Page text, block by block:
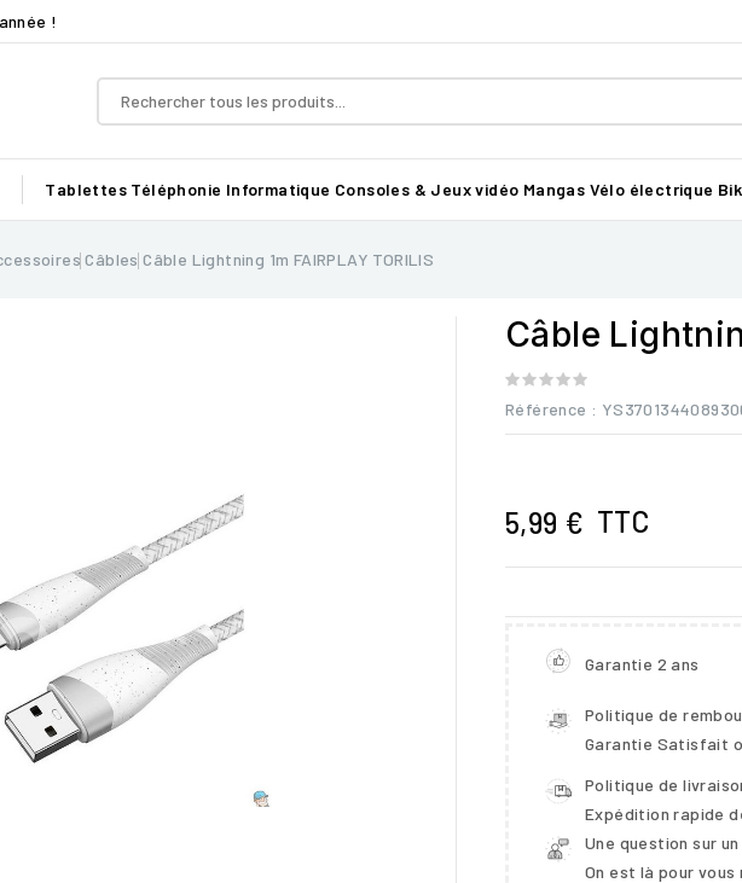
!
Tablettes Téléphonie Informatique Consoles & Jeux vidéo Mangas Vélo électrique
Câbles Câble Lightning 1m FAIRPLAY TORILIS
Câble
Référence :
5,99 € TTC
Garantie 2 ans
Politique de
Garantie Satisfait
Politique de
Expédition rapide
Une question sur
On est là pour